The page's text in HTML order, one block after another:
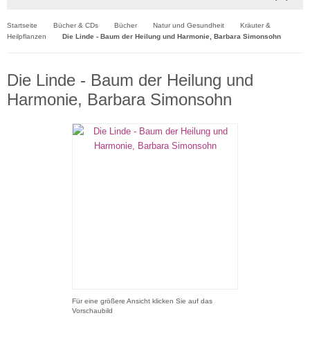
Startseite Bücher & CDs Bücher Natur und Gesundheit
Kräuter &
Heilpflanzen
Die Linde - Baum der Heilung und Harmonie, Barbara Simonsohn
Die Linde - Baum der Heilung und
Harmonie, Barbara Simonsohn
Für eine größere Ansicht klicken Sie auf das
Vorschaubild